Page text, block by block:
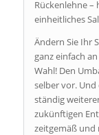
Rückenlehne –
einheitliches
Ändern Sie Ihr
ganz einfach
Wahl! Den
selber vor.
ständig
zukünftigen
zeitgemäß und